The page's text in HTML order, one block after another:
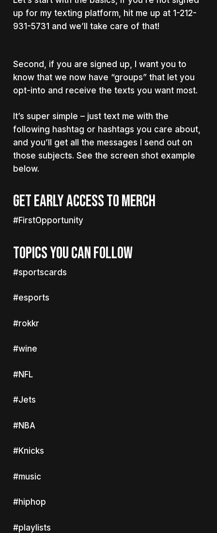
up for my texting platform, hit me up at 1-212-
931-5731 and we’ll take care of that!
Second, if you are signed up, I want you to
know that we now have “groups” that let you
opt-into and receive the texts you want most.
It’s super simple – just text me with the
following hashtag or hashtags you care about,
and you’ll get all the messages I send out on
those subjects. See the screen shot example
below.
GET EARLY ACCESS TO MERCH
#FirstOpportunity
TOPICS YOU CAN FOLLOW
#sportscards
#esports
#rokkr
#wine
#NFL
#Jets
#NBA
#Knicks
#music
#hiphop
#playlists